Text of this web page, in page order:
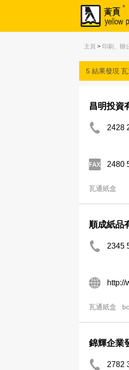
主頁 > 印刷、辦
5 結果發現
昌明投資
2428
2480
瓦通紙盒
順成紙品
2345
http://
瓦通紙盒
錦輝企業
2782